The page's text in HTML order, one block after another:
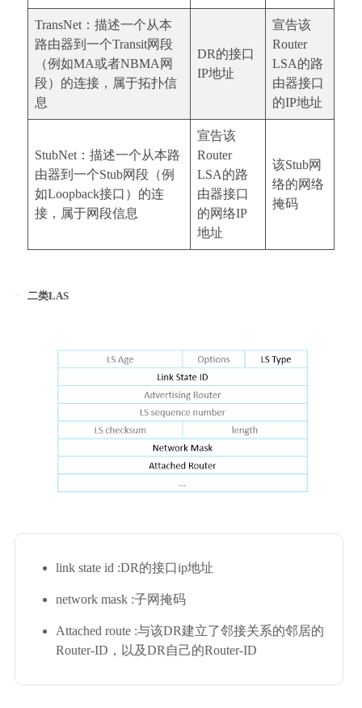
TransNet：描述一个从本
路由器到一个Transit网段
（例如MA或者NBMA网
段）的连接，属于拓扑信
息
DR的接口
IP地址
宣告该
Router
LSA的路
由器接口
的IP地址
StubNet：描述一个从本路
由器到一个Stub网段（例
如Loopback接口）的连
接，属于网段信息
宣告该
Router
LSA的路
由器接口
的网络IP
地址
该Stub网
络的网络
掩码
二类LAS
link state id :DR的接口ip地址
network mask :子网掩码
Attached route :与该DR建立了邻接关系的邻居的
Router-ID，以及DR自己的Router-ID